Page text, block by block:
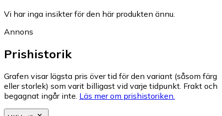
Vi har inga insikter för den här produkten ännu.
Annons
Prishistorik
Grafen visar lägsta pris över tid för den variant (såsom färg
eller storlek) som varit billigast vid varje tidpunkt. Frakt och
begagnat ingår inte. Läs mer om prishistoriken.